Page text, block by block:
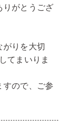
りがとうござ
りを大切
てまいりま
ので、ご参